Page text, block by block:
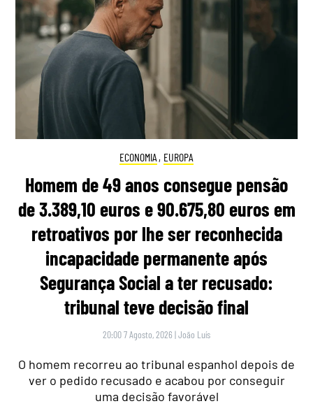
ECONOMIA , EUROPA
Homem de 49 anos consegue pensão
de 3.389,10 euros e 90.675,80 euros em
retroativos por lhe ser reconhecida
incapacidade permanente após
Segurança Social a ter recusado:
tribunal teve decisão final
20:00 7 Agosto, 2026 |João Luís
O homem recorreu ao tribunal espanhol depois de
ver o pedido recusado e acabou por conseguir
uma decisão favorável